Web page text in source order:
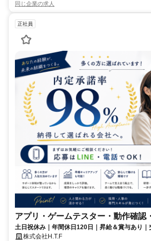
同じ企業の求人
正社員
アプリ・ゲームテスター・動作確認
土日祝休み｜年間休日120日｜昇給＆賞与あり｜
株式会社H.T.F